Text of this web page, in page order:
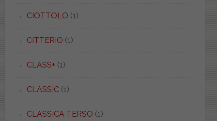
CIOTTOLO (1)
CITTERIO (1)
CLASS+ (1)
CLASSIC(1)
CLASSICA TERSO (1)